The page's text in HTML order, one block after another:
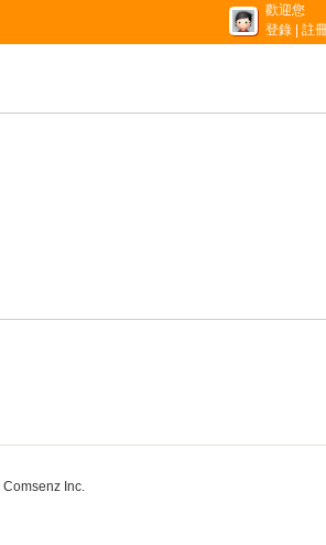
歡迎您
登錄
註
Comsenz Inc.